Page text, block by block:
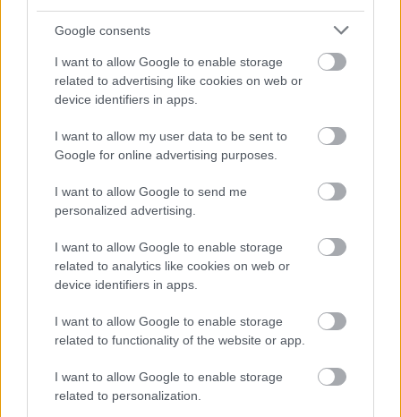
Google consents
I want to allow Google to enable storage
related to advertising like cookies on web or
device identifiers in apps.
I want to allow my user data to be sent to
Google for online advertising purposes.
I want to allow Google to send me
personalized advertising.
I want to allow Google to enable storage
related to analytics like cookies on web or
device identifiers in apps.
I want to allow Google to enable storage
related to functionality of the website or app.
I want to allow Google to enable storage
related to personalization.
Σωφρονιστικά καταστήματα: 416
προσλήψεις χωρίς πτυχίο - Πού κάνετε
αίτηση
ΕΟΠΥΥ: Επίδομα έως 150 ευρώ – Ποιοι
ασφαλισμένοι το δικαιούνται
Τροχαίο Παιδιά Νοσοκομεία ΕΚΑΒ